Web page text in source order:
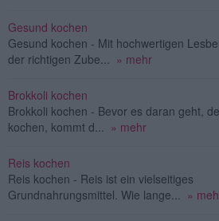
Gesund kochen
Gesund kochen - Mit hochwertigen
der richtigen Zube...
» mehr
Brokkoli kochen
Brokkoli kochen - Bevor es daran geht,
kochen, kommt d...
» mehr
Reis kochen
Reis kochen - Reis ist ein vielseitiges
Grundnahrungsmittel. Wie lange...
»